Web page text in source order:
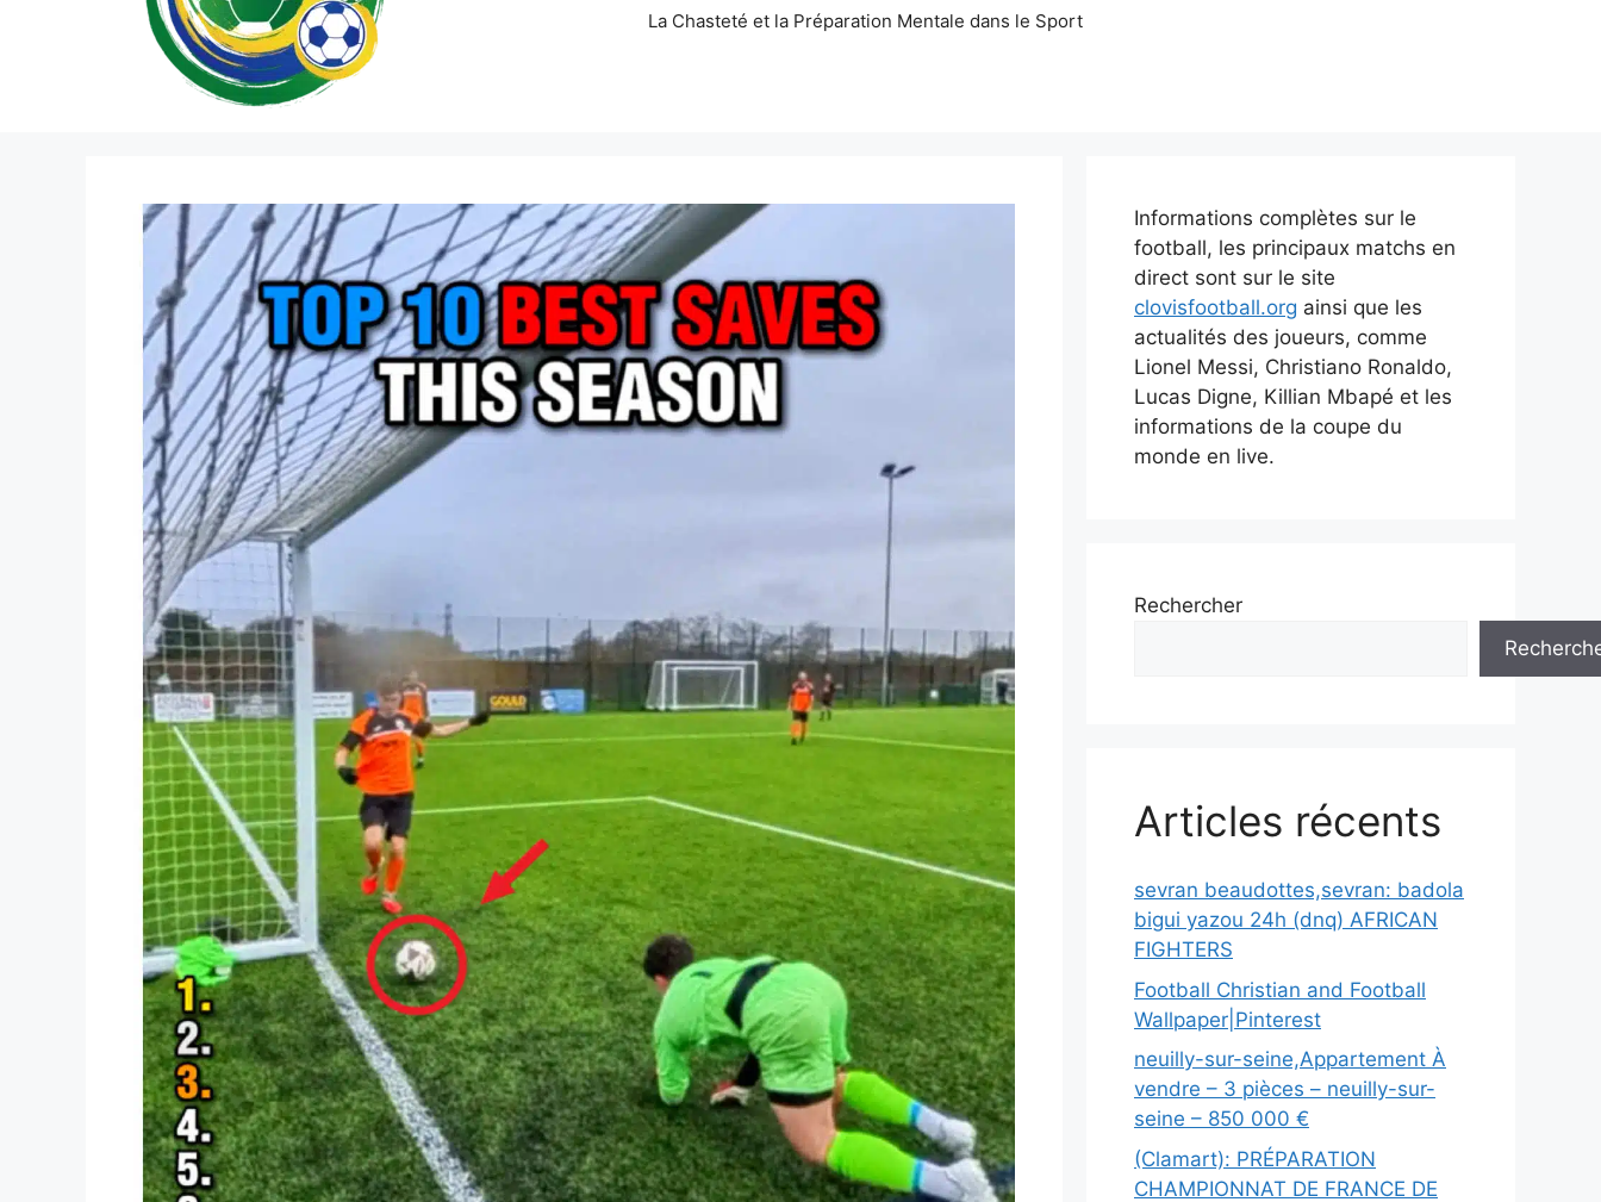
La Chasteté et la Préparation Mentale dans le Sport
Informations complètes sur le
football, les principaux matchs en
direct sont sur le site
clovisfootball.org ainsi que les
actualités des joueurs, comme
Lionel Messi, Christiano Ronaldo,
Lucas Digne, Killian Mbapé et les
informations de la coupe du
monde en live.
Rechercher
Articles récents
sevran beaudottes,sevran: badola
bigui yazou 24h (dnq) AFRICAN
FIGHTERS
Football Christian and Football
Wallpaper|Pinterest
neuilly-sur-seine,Appartement À
vendre – 3 pièces – neuilly-sur-
seine – 850 000 €
(Clamart): PRÉPARATION
CHAMPIONNAT DE FRANCE DE